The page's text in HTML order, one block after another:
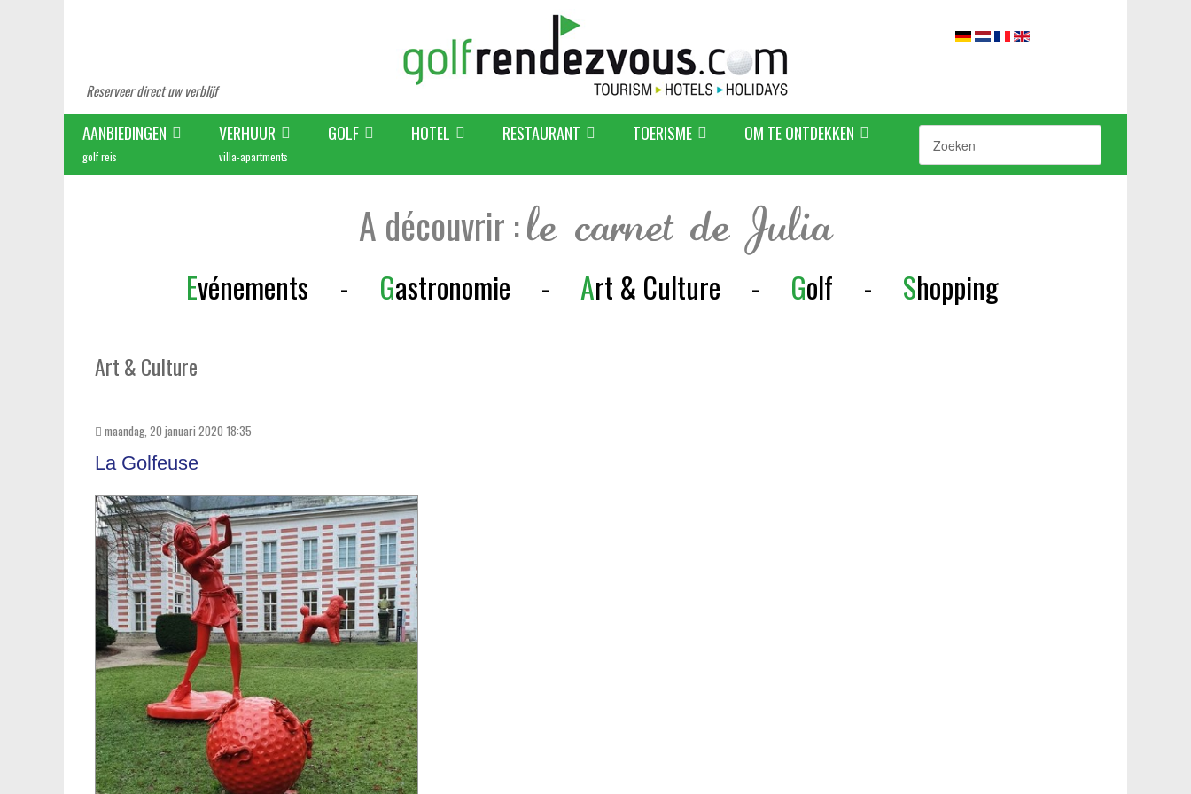
Reserveer direct uw verblijf
AANBIEDINGEN
golf reis
VERHUUR
villa-apartments
GOLF HOTEL RESTAURANT TOERISME OM TE ONTDEKKEN
A découvrir : le carnet de Julia
Evénements - Gastronomie - Art & Culture - Golf - Shopping
Art & Culture
maandag, 20 januari 2020 18:35
La Golfeuse